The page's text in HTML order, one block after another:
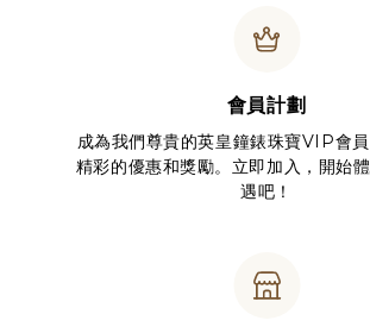
會員計劃
成為我們尊貴的英皇鐘錶珠寶VIP會
精彩的優惠和獎勵。立即加入，開始
遇吧！